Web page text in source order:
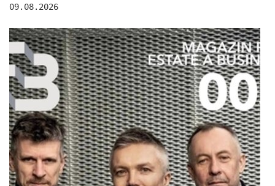
Hledáme asistentku naší
kanceláře
22.06.2026
Hledáme reprezentativní a organizačně zdatnou
kolegyni či kolegu, který bude první tváří naší
společnosti a zároveň důležitou součástí
každodenního chodu kanceláře. Pokud Tě baví práce
s lidmi, máš smysl pro pořádek a záleží Ti na
vytváření příjemného prostředí pro klienty i
kolegy, rádi Tě poznáme.
more
09.08.2026